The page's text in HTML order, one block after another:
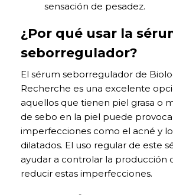
sensación de pesadez.
¿Por qué usar la
seborregulador?
El sérum seborregulador de
Recherche es una excelente
aquellos que tienen piel grasa o
de sebo en la piel puede
imperfecciones como el acné y
dilatados. El uso regular de este
ayudar a controlar la producción
reducir estas imperfecciones.